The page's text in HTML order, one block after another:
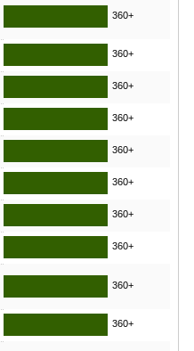
360+
360+
360+
360+
360+
360+
360+
360+
360+
360+